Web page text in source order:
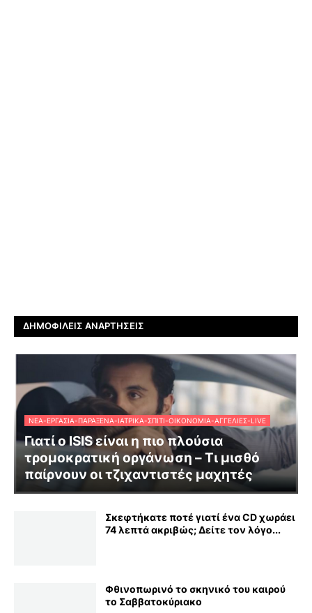
ΔΗΜΟΦΙΛΕΊΣ ΑΝΑΡΤΉΣΕΙΣ
ΝΈΑ-ΕΡΓΑΣΊΑ-ΠΑΡΆΞΕΝΑ-ΙΑΤΡΙΚΆ-ΣΠΊΤΙ-ΟΙΚΟΝΟΜΊΑ-ΑΓΓΕΛΊΕΣ-LIVE
Γιατί ο ISIS είναι η πιο πλούσια
τρομοκρατική οργάνωση – Τι μισθό
παίρνουν οι τζιχαντιστές μαχητές
Σκεφτήκατε ποτέ γιατί ένα CD χωράει
74 λεπτά ακριβώς; Δείτε τον λόγο...
Φθινοπωρινό το σκηνικό του καιρού
το Σαββατοκύριακο